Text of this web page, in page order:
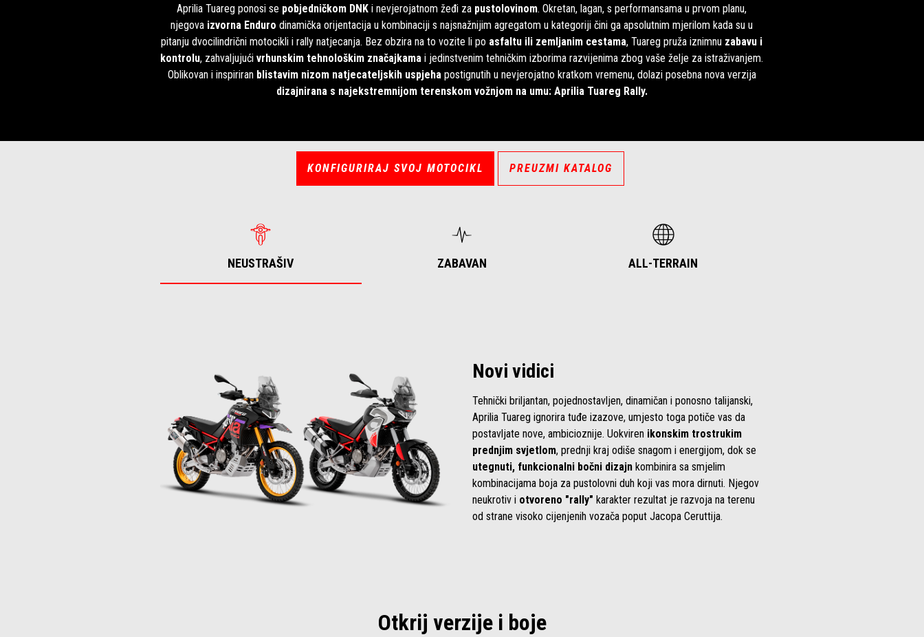
Aprilia Tuareg ponosi se pobjedničkom DNK i nevjerojatnom žeđi za pustolovinom. Okretan, lagan, s performansama u prvom planu,
njegova izvorna Enduro dinamička orijentacija u kombinaciji s najsnažnijim agregatom u kategoriji čini ga apsolutnim mjerilom kada su u
pitanju dvocilindrični motocikli i rally natjecanja. Bez obzira na to vozite li po asfaltu ili zemljanim cestama, Tuareg pruža iznimnu zabavu i
kontrolu, zahvaljujućivrhunskim tehnološkim značajkama i jedinstvenim tehničkim izborima razvijenima zbog vaše želje za istraživanjem.
Oblikovan i inspiriran blistavim nizom natjecateljskih uspjehapostignutih u nevjerojatno kratkom vremenu, dolazi posebna nova verzija
dizajnirana s najekstremnijom terenskom vožnjom na umu: Aprilia Tuareg Rally.
KONFIGURIRAJ SVOJ MOTOCIKL PREUZMI KATALOG
NEUSTRAŠIV ZABAVAN ALL-TERRAIN
Novi vidici
Tehnički briljantan, pojednostavljen, dinamičan i ponosno talijanski,
Aprilia Tuareg ignorira tuđe izazove, umjesto toga potiče vas da
postavljate nove, ambicioznije. Uokviren ikonskim trostrukim
prednjim svjetlom, prednji kraj odiše snagom i energijom, dok se
utegnuti, funkcionalni bočni dizajn kombinira sa smjelim
kombinacijama boja za pustolovni duh koji vas mora dirnuti. Njegov
neukrotiv i otvoreno "rally" karakter rezultat je razvoja na terenu
od strane visoko cijenjenih vozača poput Jacopa Ceruttija.
Otkrij verzije i boje